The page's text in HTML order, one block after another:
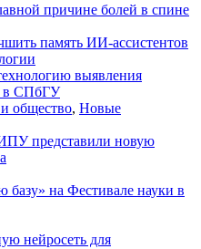
причине болей в спине
память ИИ-ассистентов
выявления
в СПбГУ
общество, Новые
представили новую
на Фестивале науки в
нейросеть для